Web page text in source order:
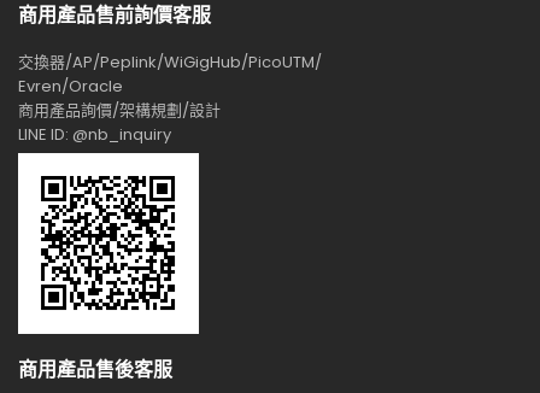
商用產品售前詢價客服
交換器/AP/Peplink/WiGigHub/PicoUTM/
Evren/Oracle
商用產品詢價/架構規劃/設計
LINE ID: @nb_inquiry
商用產品售後客服